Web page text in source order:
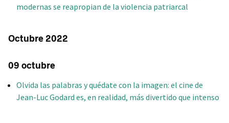
modernas se reapropian de la violencia patriarcal
Octubre 2022
09 octubre
Olvida las palabras y quédate con la imagen: el cine de
Jean-Luc Godard es, en realidad, más divertido que intenso